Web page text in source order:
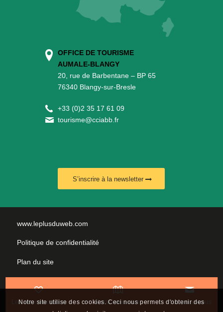
Les incontournables Carte interactive Contactez-nous
OFFICE DE TOURISME
AUMALE-BLANGY
20, rue de Barbentane – BP 65
76340 Blangy-sur-Bresle
+33 (0)2 35 17 61 09
tourisme@cciabb.fr
S’inscrire à la newsletter
www.leplusduweb.com
Politique de confidentialité
Plan du site
Nous contacter
Notre site utilise des cookies. Ceci nous permets d'obtenir des